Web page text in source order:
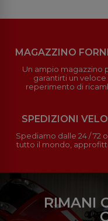
MAGAZZINO
Un ampio magazzino
garantirti un veloce
reperimento di
SPEDIZIONI
Spediamo dalle 24 / 72
tutto il mondo,
RIMANI